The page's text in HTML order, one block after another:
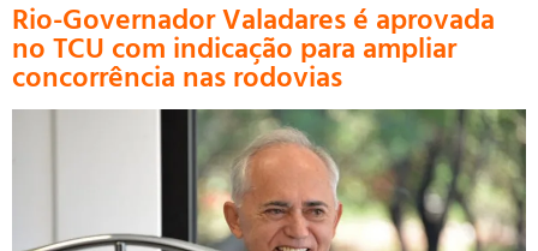
Rio-Governador Valadares é aprovada
no TCU com indicação para ampliar
concorrência nas rodovias